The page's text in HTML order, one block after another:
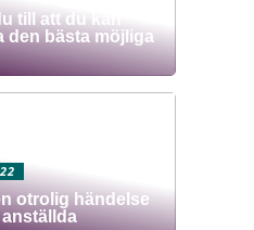
till att du kan
den bästa möjliga
otrolig händelse